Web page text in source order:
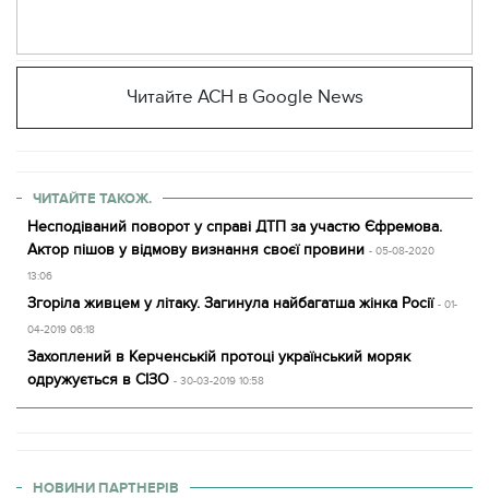
Читайте АСН в Google News
ЧИТАЙТЕ ТАКОЖ.
Несподіваний поворот у справі ДТП за участю Єфремова.
Актор пішов у відмову визнання своєї провини - 05-08-2020
13:06
Згоріла живцем у літаку. Загинула найбагатша жінка Росії - 01-
04-2019 06:18
Захоплений в Керченській протоці український моряк
одружується в СІЗО - 30-03-2019 10:58
НОВИНИ ПАРТНЕРІВ